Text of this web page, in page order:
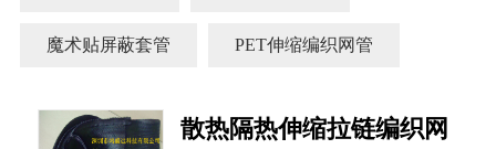
魔术贴屏蔽套管 PET伸缩编织网管
散热隔热伸缩拉链编织网